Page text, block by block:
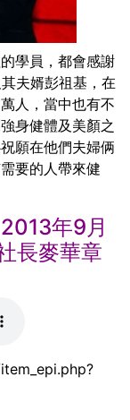
學員，都會感謝
夫婿彭祖基，在
人，當中也有不
身健體及美顏之
願在他們夫婦俩
要的人帶來健
年9月
長麥華章